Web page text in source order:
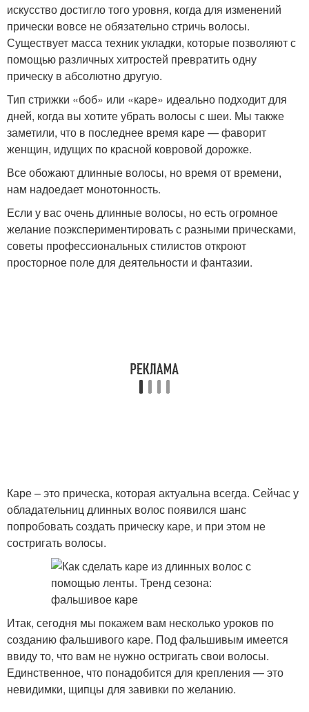
искусство достигло того уровня, когда для изменений
прически вовсе не обязательно стричь волосы.
Существует масса техник укладки, которые позволяют с
помощью различных хитростей превратить одну
прическу в абсолютно другую.
Тип стрижки «боб» или «каре» идеально подходит для
дней, когда вы хотите убрать волосы с шеи. Мы также
заметили, что в последнее время каре — фаворит
женщин, идущих по красной ковровой дорожке.
Все обожают длинные волосы, но время от времени,
нам надоедает монотонность.
Если у вас очень длинные волосы, но есть огромное
желание поэкспериментировать с разными прическами,
советы профессиональных стилистов откроют
просторное поле для деятельности и фантазии.
Каре – это прическа, которая актуальна всегда. Сейчас у
обладательниц длинных волос появился шанс
попробовать создать прическу каре, и при этом не
состригать волосы.
Итак, сегодня мы покажем вам несколько уроков по
созданию фальшивого каре. Под фальшивым имеется
ввиду то, что вам не нужно остригать свои волосы.
Единственное, что понадобится для крепления — это
невидимки, щипцы для завивки по желанию.